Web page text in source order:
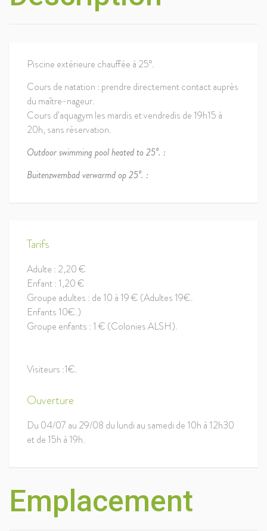
Piscine extérieure chauffée à 25°.
Cours de natation : prendre directement contact auprès
du maître-nageur.
Cours d’aquagym les mardis et vendredis de 19h15 à
20h, sans réservation.
Outdoor swimming pool heated to 25°. :
Buitenzwembad verwarmd op 25°. :
Tarifs
Adulte : 2,20 €
Enfant : 1,20 €
Groupe adultes : de 10 à 19 € (Adultes 19€.
Enfants 10€.)
Groupe enfants : 1 € (Colonies ALSH).
Visiteurs :1€.
Ouverture
Du 04/07 au 29/08 du lundi au samedi de 10h à 12h30
et de 15h à 19h.
Emplacement